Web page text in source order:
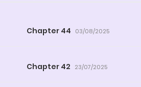
Chapter 44 03/08/2025
Chapter 42 23/07/2025